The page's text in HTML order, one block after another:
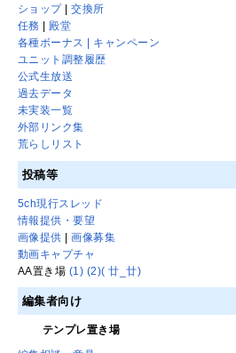
ショップ|交換所
任務
殿堂
各種ボーナス | キャンペーン
ユニット調整履歴
公式生放送
過去データ
未実装一覧
外部リンク集
荒らしリスト
投稿等
5ch現行スレッド
情報提供・要望
画像提供 |画像募集
動画キャプチャ
AA置き場 (1) (2)( 廿_廿)
編集者向け
テンプレ置き場